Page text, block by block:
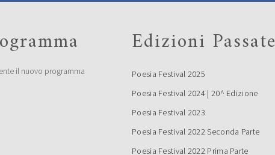
il nuovo programma
Edizioni Passate
Poesia Festival 2025
Poesia Festival 2024 | 20^ Edizione
Poesia Festival 2023
Poesia Festival 2022 Seconda Parte
Poesia Festival 2022 Prima Parte